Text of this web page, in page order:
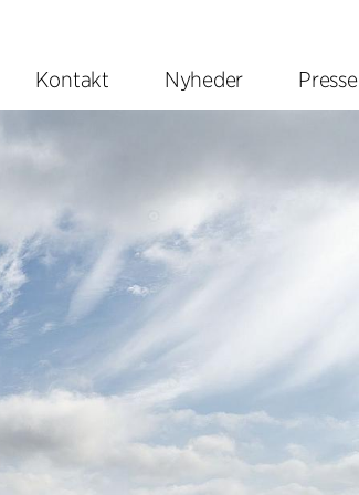
Kontakt Nyheder Presse